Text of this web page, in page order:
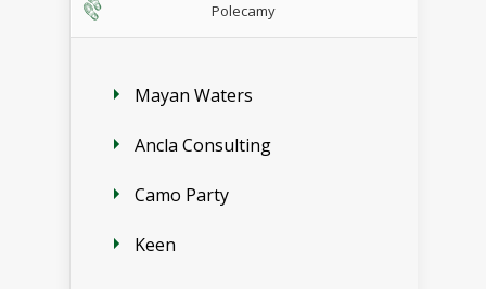
Polecamy
Mayan Waters
Ancla Consulting
Camo Party
Keen